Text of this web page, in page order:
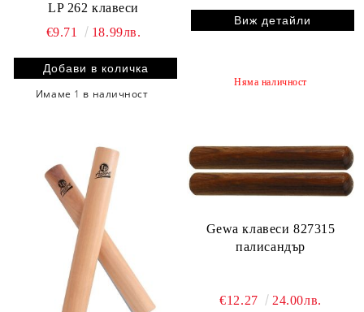
LP 262 клавеси
€9.71
18.99лв.
Имаме 1 в наличност
Виж детайли
Няма наличност
Gewa клавеси 827315
палисандър
€12.27 24.00лв.